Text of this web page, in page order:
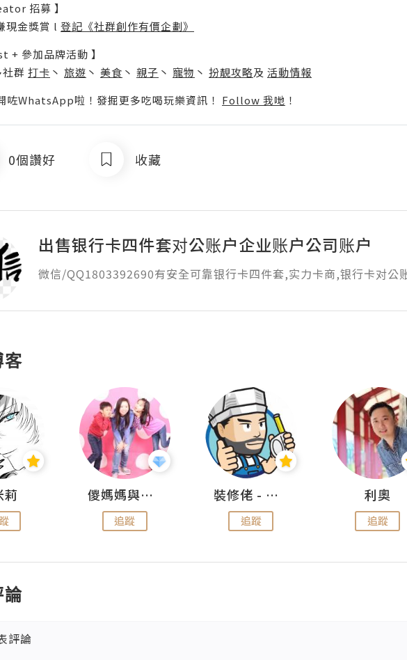
招募 】
現金獎賞 l 登記《社群創作有價企劃》
+ 參加品牌活動 】
群 打卡 丶 旅遊 丶 美食 丶 親子 丶 寵物 丶 扮靚攻略及 活動情報
咗WhatsApp啦！發掘更多吃喝玩樂資訊！ Follow 我哋 ！
0個讚好 收藏
出售银行卡四件套对公账户企业账户公司账户
微信/QQ1803392690有安全可靠银行卡四件套,实力卡商,银行卡对公
客
莉 儍媽媽與兩隻小魔怪之家
追蹤
裝修佬 - 香港一站式網上裝修平台
追蹤
利奧
追蹤
論
評論